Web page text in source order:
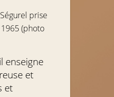
prise
(photo
enseigne
et
et